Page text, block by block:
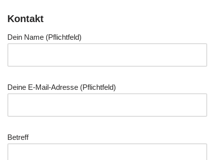
Kontakt
Dein Name (Pflicht­feld)
Dei­ne E‑Mail-Adres­se (Pflicht­feld)
Betreff